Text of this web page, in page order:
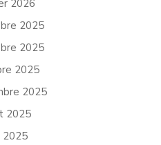
2026
2025
2025
2025
2025
2025
2025